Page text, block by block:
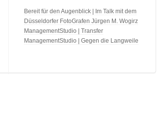
Bereit für den Augenblick | Im Talk mit dem
Düsseldorfer FotoGrafen Jürgen M. Wogirz
ManagementStudio | Transfer
ManagementStudio | Gegen die Langweile